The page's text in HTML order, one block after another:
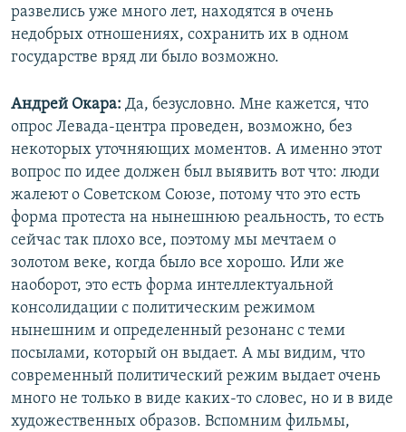
развелись уже много лет, находятся в очень
недобрых отношениях, сохранить их в одном
государстве вряд ли было возможно.
Андрей Окара: Да, безусловно. Мне кажется, что
опрос Левада-центра проведен, возможно, без
некоторых уточняющих моментов. А именно этот
вопрос по идее должен был выявить вот что: люди
жалеют о Советском Союзе, потому что это есть
форма протеста на нынешнюю реальность, то есть
сейчас так плохо все, поэтому мы мечтаем о
золотом веке, когда было все хорошо. Или же
наоборот, это есть форма интеллектуальной
консолидации с политическим режимом
нынешним и определенный резонанс с теми
посылами, который он выдает. А мы видим, что
современный политический режим выдает очень
много не только в виде каких-то словес, но и в виде
художественных образов. Вспомним фильмы,